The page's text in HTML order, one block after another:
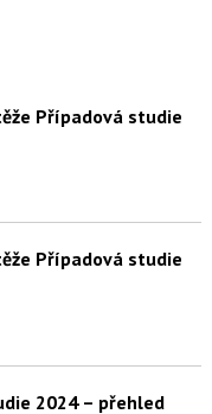
Případová studie
Případová studie
2024 – přehled